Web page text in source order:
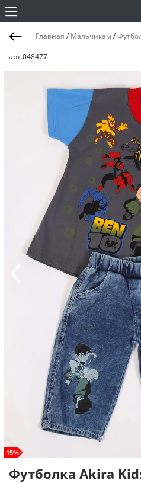
Главная / Мальчикам /
арт.048477
15%
Футболка Akira